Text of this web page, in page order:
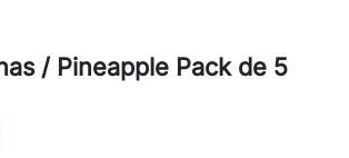
/ Pineapple Pack de 5